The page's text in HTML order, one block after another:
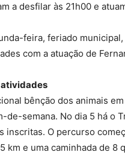
a desfilar às 21h00 e
feira, feriado
com a atuação de
bênção dos animais
de-semana. No dia 5 há o
inscritas. O percurso
km e uma caminhada de